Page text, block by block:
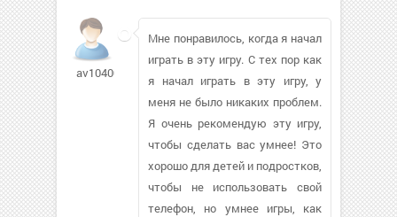
av104007773
Мне понравилось, когда я начал
играть в эту игру. С тех пор как
я начал играть в эту игру, у
меня не было никаких проблем.
Я очень рекомендую эту игру,
чтобы сделать вас умнее! Это
хорошо для детей и подростков,
чтобы не использовать свой
телефон, но умнее игры, как